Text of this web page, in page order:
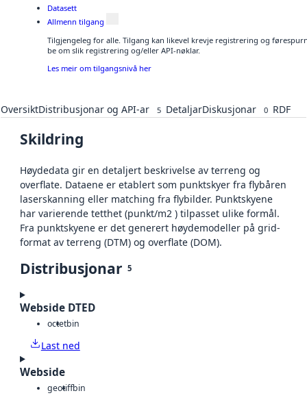
Datasett
Allmenn tilgang
Tilgjengeleg for alle. Tilgang kan likevel krevje registrering og
be om slik registrering og/eller API-nøklar.
Les meir om tilgangsnivå her
OversiktDistribusjonar og API-ar 5 DetaljarDiskusjonar 0 RDF
Skildring
Høydedata gir en detaljert beskrivelse av terreng og
overflate. Dataene er etablert som punktskyer fra flybåren
laserskanning eller matching fra flybilder. Punktskyene
har varierende tetthet (punkt/m2 ) tilpasset ulike formål.
Fra punktskyene er det generert høydemodeller på grid-
format av terreng (DTM) og overflate (DOM).
Distribusjonar 5
Webside DTED
octetbin
Last ned
Webside
geotiffbin